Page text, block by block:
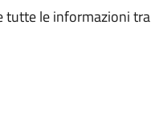
tutte le informazioni tra